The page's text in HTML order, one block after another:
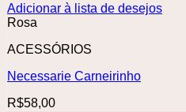
Adicionar à lista de desejos
Rosa
ACESSÓRIOS
Necessarie Carneirinho
R$58,00